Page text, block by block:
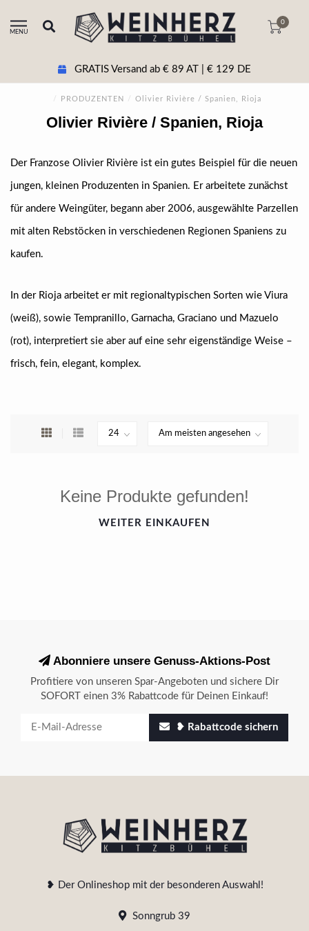
MENU
0
GRATIS Versand ab € 89 AT | € 129 DE
/ PRODUZENTEN / Olivier Rivière / Spanien, Rioja
Olivier Rivière / Spanien, Rioja
Der Franzose Olivier Rivière ist ein gutes Beispiel für die neuen
jungen, kleinen Produzenten in Spanien. Er arbeitete zunächst
für andere Weingüter, begann aber 2006, ausgewählte Parzellen
mit alten Rebstöcken in verschiedenen Regionen Spaniens zu
kaufen.
In der Rioja arbeitet er mit regionaltypischen Sorten wie Viura
(weiß), sowie Tempranillo, Garnacha, Graciano und Mazuelo
(rot), interpretiert sie aber auf eine sehr eigenständige Weise –
frisch, fein, elegant, komplex.
Keine Produkte gefunden!
WEITER EINKAUFEN
Abonniere unsere Genuss-Aktions-Post
Profitiere von unseren Spar-Angeboten und sichere Dir
SOFORT einen 3% Rabattcode für Deinen Einkauf!
❥ Rabattcode sichern
❥ Der Onlineshop mit der besonderen Auswahl!
Sonngrub 39